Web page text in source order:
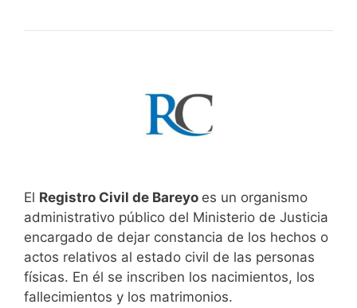
El Registro Civil de Bareyo es un organismo
administrativo público del Ministerio de Justicia
encargado de dejar constancia de los hechos o
actos relativos al estado civil de las personas
físicas. En él se inscriben los nacimientos, los
fallecimientos y los matrimonios.